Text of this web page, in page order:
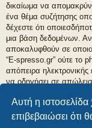
Αυτή η
επιβεβαιώσει ότι
δικαίωμα να
ένα θέμα συζήτησης
δέχεστε ότι
μια βάση δεδομένων. Αν
αποκαλυφθούν σε
“E-spresso.gr” ούτε το
απόπειρα ηλεκτρονικής
να οδηγήσει σε
Το εσπρέσσο στα